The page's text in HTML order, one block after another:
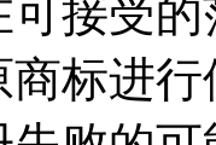
接受
标进